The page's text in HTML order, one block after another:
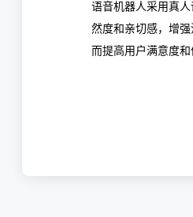
语音机器人采用真
然度和亲切感，增
而提高用户满意度